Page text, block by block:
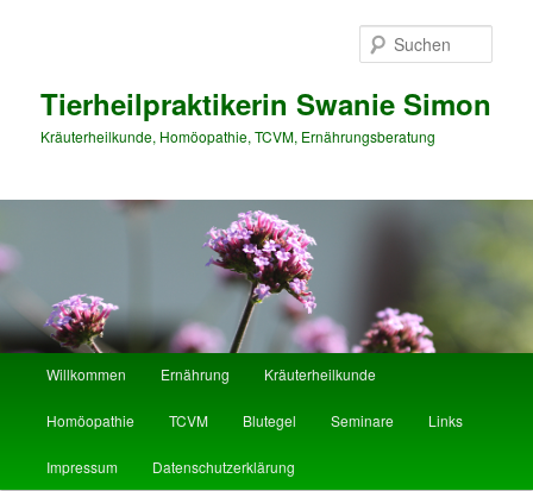
Tierheilpraktikerin Swanie Simon
Kräuterheilkunde, Homöopathie, TCVM, Ernährungsberatung
Zum Inhalt wechseln
Zum sekundären Inhalt wechseln
Willkommen Ernährung Kräuterheilkunde
Homöopathie TCVM Blutegel Seminare Links
Impressum Datenschutzerklärung